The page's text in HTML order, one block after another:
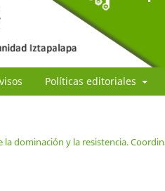
Políticas editoriales
dominación y la resistencia.